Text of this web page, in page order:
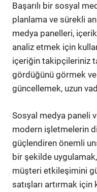
Başarılı bir sosyal
planlama ve sürekli
medya panelleri,
analiz etmek için
içeriğin takipçileriniz
gördüğünü görmek
güncellemek, uzun
Sosyal medya paneli
modern işletmelerin
güçlendiren önemli
bir şekilde
müşteri etkileşimini
satışları artırmak